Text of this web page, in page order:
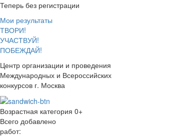
Теперь без регистрации
Мои результаты
ТВОРИ!
УЧАСТВУЙ!
ПОБЕЖДАЙ!
Центр организации и проведения
Международных и Всероссийских
конкурсов г. Москва
Возрастная категория 0+
Всего добавлено
работ: